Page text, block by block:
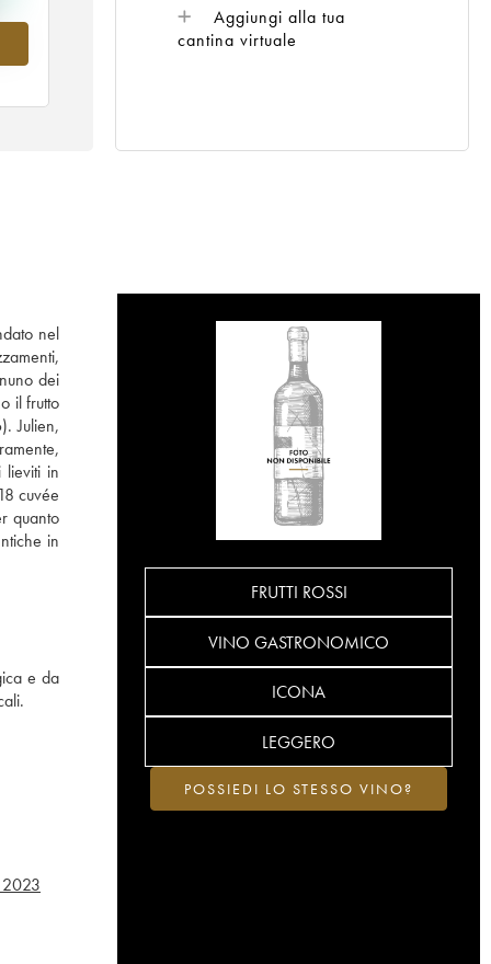
Aggiungi alla tua
cantina virtuale
nel
dei
il frutto
Julien,
lieviti in
cuvée
quanto
in
e da
FRUTTI ROSSI
VINO GASTRONOMICO
ICONA
LEGGERO
POSSIEDI LO STESSO VINO?
2023